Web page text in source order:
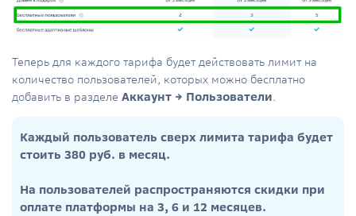
Теперь для каждого тарифа будет действовать лимит на
количество пользователей, которых можно бесплатно
добавить в разделе Аккаунт → Пользователи.
Каждый пользователь сверх лимита тарифа будет
стоить 380 руб. в месяц.
На пользователей распространяются скидки при
оплате платформы на 3, 6 и 12 месяцев.